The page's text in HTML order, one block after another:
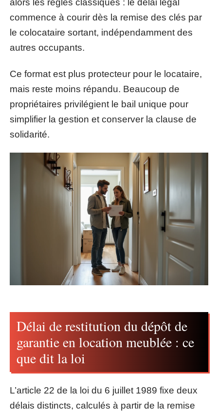
alors les règles classiques : le délai légal
commence à courir dès la remise des clés par
le colocataire sortant, indépendamment des
autres occupants.
Ce format est plus protecteur pour le locataire,
mais reste moins répandu. Beaucoup de
propriétaires privilégient le bail unique pour
simplifier la gestion et conserver la clause de
solidarité.
Délai de restitution du dépôt de
garantie en location meublée : ce
que dit la loi
L’article 22 de la loi du 6 juillet 1989 fixe deux
délais distincts, calculés à partir de la remise